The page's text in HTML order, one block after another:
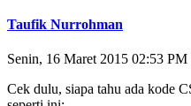
Taufik Nurrohman
Senin, 16 Maret 2015 02:53 PM
Cek dulu, siapa tahu ada kode